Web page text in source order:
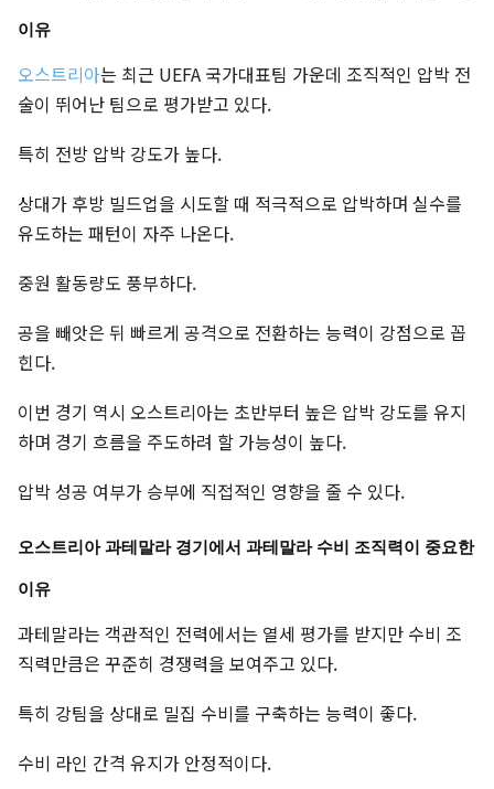
이유
오스트리아는 최근 UEFA 국가대표팀 가운데 조직적인 압박 전
술이 뛰어난 팀으로 평가받고 있다.
특히 전방 압박 강도가 높다.
상대가 후방 빌드업을 시도할 때 적극적으로 압박하며 실수를
유도하는 패턴이 자주 나온다.
중원 활동량도 풍부하다.
공을 빼앗은 뒤 빠르게 공격으로 전환하는 능력이 강점으로 꼽
힌다.
이번 경기 역시 오스트리아는 초반부터 높은 압박 강도를 유지
하며 경기 흐름을 주도하려 할 가능성이 높다.
압박 성공 여부가 승부에 직접적인 영향을 줄 수 있다.
오스트리아 과테말라 경기에서 과테말라 수비 조직력이 중요한
이유
과테말라는 객관적인 전력에서는 열세 평가를 받지만 수비 조
직력만큼은 꾸준히 경쟁력을 보여주고 있다.
특히 강팀을 상대로 밀집 수비를 구축하는 능력이 좋다.
수비 라인 간격 유지가 안정적이다.